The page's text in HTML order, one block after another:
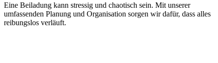
Eine Beiladung kann stressig und chaotisch sein. Mit unserer
umfassenden Planung und Organisation sorgen wir dafür, dass alles
reibungslos verläuft.